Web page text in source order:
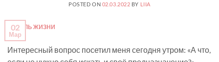
POSTED ON 02.03.2022 BY LIIA
02
Мар
Интересный вопрос посетил меня сегодня утром: «А что,